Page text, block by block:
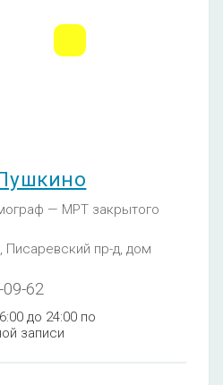
— МРТ закрытого
Писаревский пр-д, дом
62
до 24:00 по
записи